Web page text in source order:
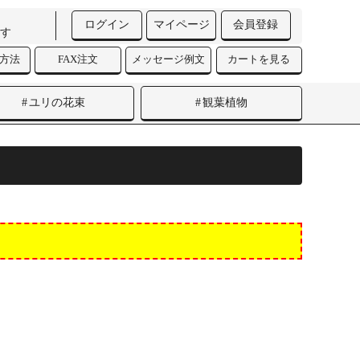
ログイン マイページ 会員登録
法 FAX注文 メッセージ例文 カートを見る
ユリの花束 観葉植物